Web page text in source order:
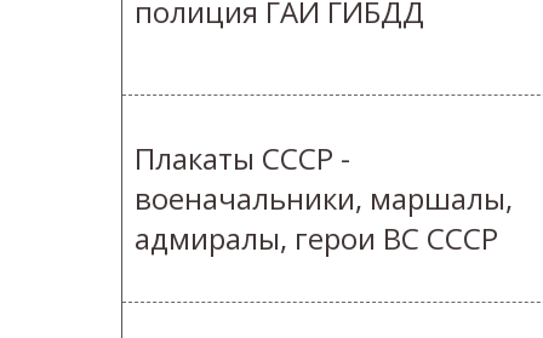
полиция ГАИ ГИБДД
Плакаты СССР -
военачальники, маршалы,
адмиралы, герои ВС СССР